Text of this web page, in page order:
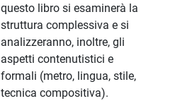
questo libro si esaminerà la
struttura complessiva e si
analizzeranno, inoltre, gli
aspetti contenutistici e
formali (metro, lingua, stile,
tecnica compositiva).